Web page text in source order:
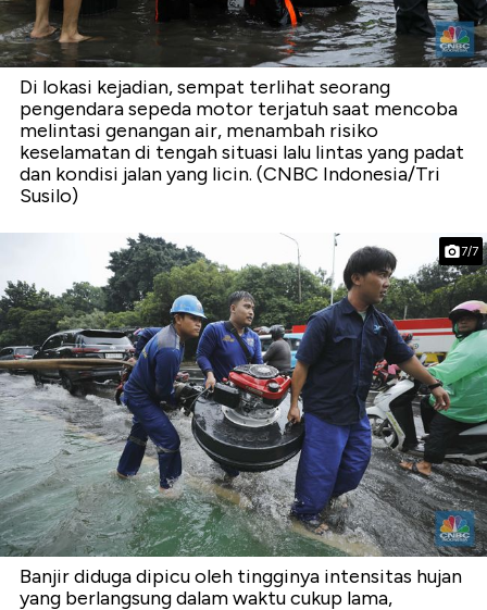
Di lokasi kejadian, sempat terlihat seorang
pengendara sepeda motor terjatuh saat mencoba
melintasi genangan air, menambah risiko
keselamatan di tengah situasi lalu lintas yang padat
dan kondisi jalan yang licin. (CNBC Indonesia/Tri
Susilo)
7/7
Banjir diduga dipicu oleh tingginya intensitas hujan
yang berlangsung dalam waktu cukup lama,